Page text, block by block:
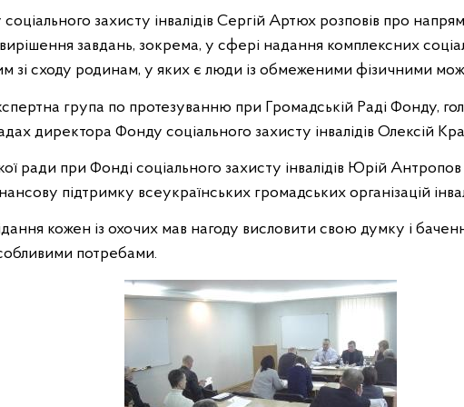
захисту інвалідів Сергій Артюх розповів про
завдань, зокрема, у сфері надання комплексних
зі сходу родинам, у яких є люди із обмеженими фізичними
група по протезуванню при Громадській Раді Фонду,
директора Фонду соціального захисту інвалідів Олексій
ради при Фонді соціального захисту інвалідів Юрій
підтримку всеукраїнських громадських організацій
кожен із охочих мав нагоду висловити свою думку і
потребами.